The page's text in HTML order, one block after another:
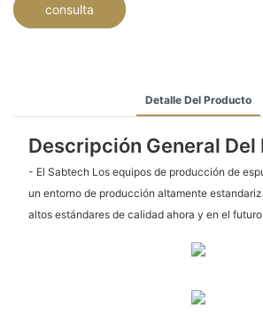
consulta
Detalle Del Producto
Descripción General Del
- El Sabtech Los equipos de producción de
un entorno de producción altamente
altos estándares de calidad ahora y en el